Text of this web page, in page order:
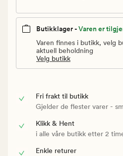
Butikklager -Varen er
Varen finnes i butikk, velg
aktuell beholdning
Velg butikk
Fri frakt til butikk
Gjelder de flester varer -
Klikk & Hent
i alle våre butikk etter 2
Enkle returer